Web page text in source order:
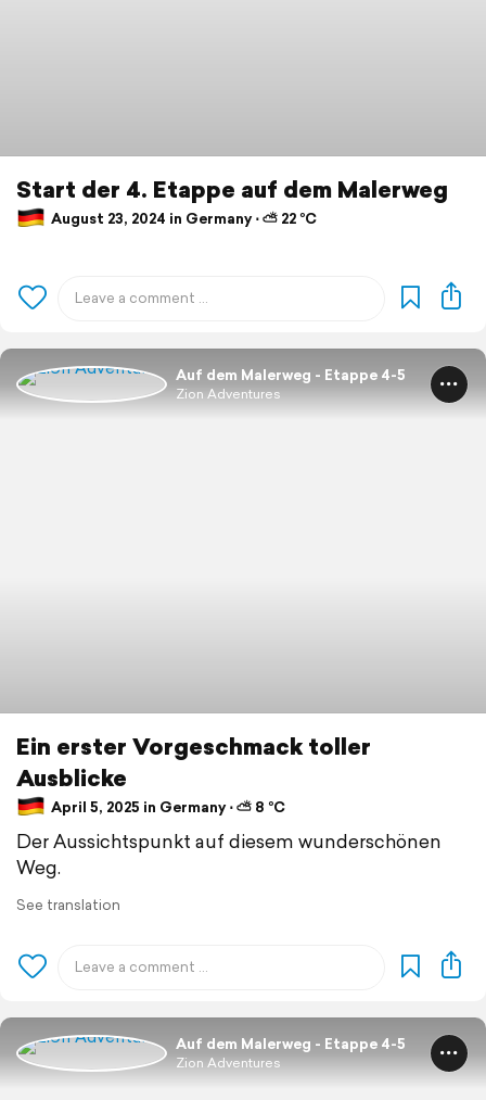
Start der 4. Etappe auf dem Malerweg
August 23, 2024 in Germany ⋅ ⛅ 22 °C
Auf dem Malerweg - Etappe 4-5
Zion Adventures
Ein erster Vorgeschmack toller
Ausblicke
April 5, 2025 in Germany ⋅ ⛅ 8 °C
Der Aussichtspunkt auf diesem wunderschönen
Weg.
See translation
Auf dem Malerweg - Etappe 4-5
Zion Adventures